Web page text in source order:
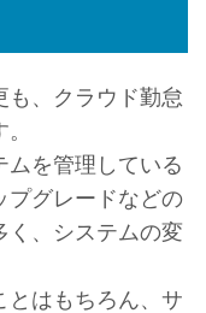
も、クラウド勤怠
ムを管理している
プグレードなどの
く、システムの変
とはもちろん、サ